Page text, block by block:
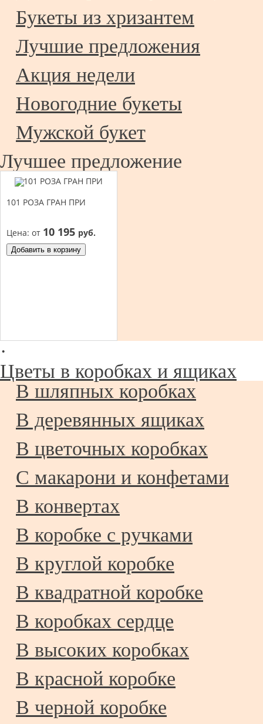
Букеты из хризантем
Лучшие предложения
Акция недели
Новогодние букеты
Мужской букет
Лучшее предложение
101 РОЗА ГРАН ПРИ
Цена: от 10 195 руб.
Добавить в корзину
·
Цветы в коробках и ящиках
В шляпных коробках
В деревянных ящиках
В цветочных коробках
С макарони и конфетами
В конвертах
В коробке с ручками
В круглой коробке
В квадратной коробке
В коробках сердце
В высоких коробках
В красной коробке
В черной коробке